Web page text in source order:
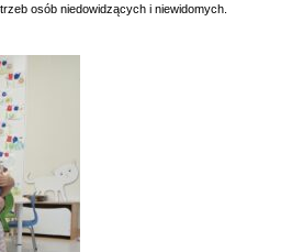
osób niedowidzących i niewidomych.